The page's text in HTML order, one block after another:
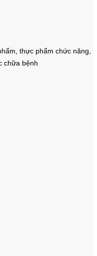
thực phẩm chức năng,
chữa bệnh